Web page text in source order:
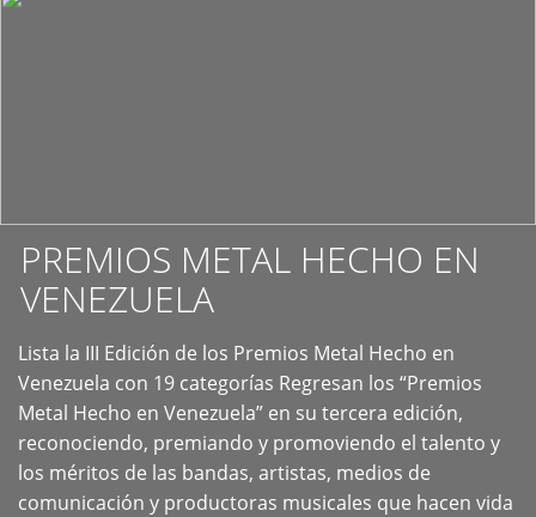
PREMIOS METAL HECHO EN
VENEZUELA
Lista la III Edición de los Premios Metal Hecho en
Venezuela con 19 categorías Regresan los “Premios
Metal Hecho en Venezuela” en su tercera edición,
reconociendo, premiando y promoviendo el talento y
los méritos de las bandas, artistas, medios de
comunicación y productoras musicales que hacen vida
+